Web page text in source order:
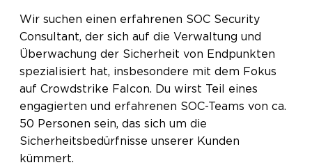
Wir suchen einen erfahrenen SOC Security
Consultant, der sich auf die Verwaltung und
Überwachung der Sicherheit von Endpunkten
spezialisiert hat, insbesondere mit dem Fokus
auf Crowdstrike Falcon. Du wirst Teil eines
engagierten und erfahrenen SOC-Teams von ca.
50 Personen sein, das sich um die
Sicherheitsbedürfnisse unserer Kunden
kümmert.